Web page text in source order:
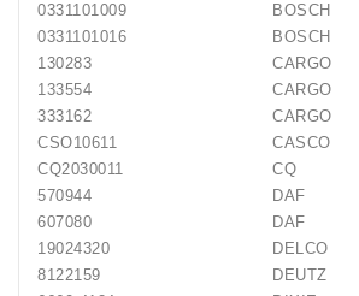
0331101009
BOSCH
0331101016
BOSCH
130283
CARGO
133554
CARGO
333162
CARGO
CSO10611
CASCO
CQ2030011
CQ
570944
DAF
607080
DAF
19024320
DELCO
8122159
DEUTZ